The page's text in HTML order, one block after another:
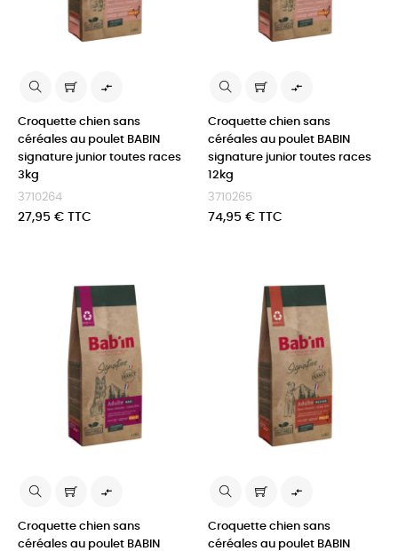

Croquette chien sans
céréales au poulet BABIN
signature junior toutes races
3kg
3710264
Prix
27,95 € TTC

Croquette chien sans
céréales au poulet BABIN
signature junior toutes races
12kg
3710265
Prix
74,95 € TTC

Croquette chien sans
céréales au poulet BABIN

Croquette chien sans
céréales au poulet BABIN